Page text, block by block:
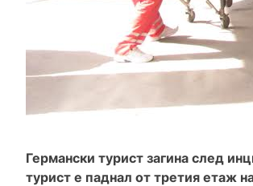
Германски турист загина след
турист е паднал от третия етаж